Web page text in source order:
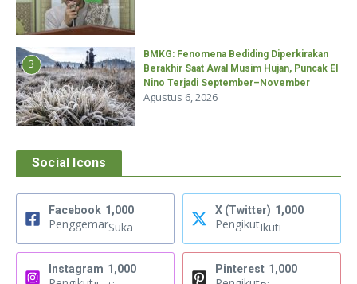
3
BMKG: Fenomena Bediding Diperkirakan
Berakhir Saat Awal Musim Hujan, Puncak El
Nino Terjadi September–November
Agustus 6, 2026
Social Icons
Facebook 1,000
PenggemarSuka
X (Twitter) 1,000
PengikutIkuti
Instagram 1,000 Pinterest 1,000